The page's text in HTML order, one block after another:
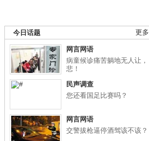
更多
今日话题
网言网语
病童候诊痛苦躺地无人让，
悲！
民声调查
您还看国足比赛吗？
网言网语
交警拔枪逼停酒驾该不该？